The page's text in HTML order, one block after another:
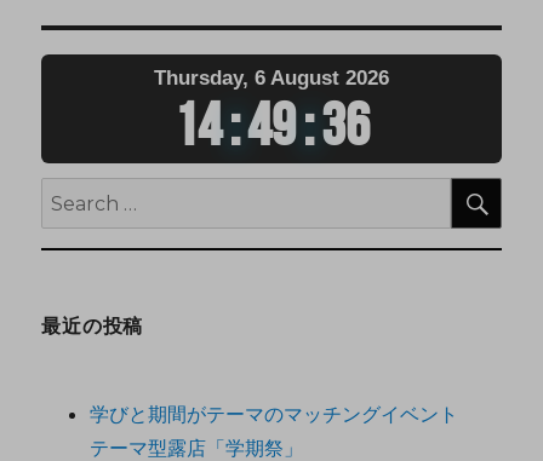
Thursday, 6 August 2026
14:49:37
最近の投稿
学びと期間がテーマのマッチングイベント
テーマ型露店「学期祭」